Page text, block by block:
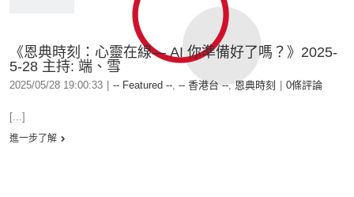
《恩典時刻：心靈在線— AI 你準備好了嗎？》2025-
5-28 主持: 端、雪
2025/05/28 19:00:33 -- Featured --, -- 香港台 --,恩典時刻 0條評論
[...]
進一步了解